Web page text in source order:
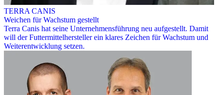
TERRA CANIS
Weichen für Wachstum gestellt
Terra Canis hat seine Unternehmensführung neu aufgestellt. Damit
will der Futtermittelhersteller ein klares Zeichen für Wachstum und
Weiterentwicklung setzen.